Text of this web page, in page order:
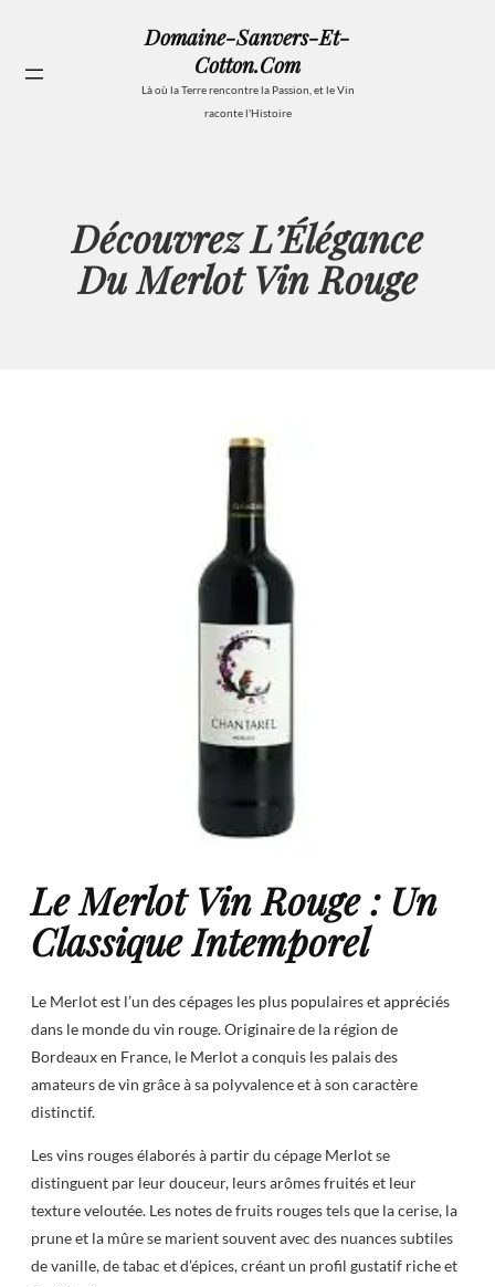
contenu
Domaine-Sanvers-Et-
Cotton.com
Là où la Terre rencontre la Passion, et le Vin
raconte l'Histoire
Découvrez L’Élégance
Du Merlot Vin Rouge
Le Merlot Vin Rouge : Un
Classique Intemporel
Le Merlot est l’un des cépages les plus populaires et appréciés
dans le monde du vin rouge. Originaire de la région de
Bordeaux en France, le Merlot a conquis les palais des
amateurs de vin grâce à sa polyvalence et à son caractère
distinctif.
Les vins rouges élaborés à partir du cépage Merlot se
distinguent par leur douceur, leurs arômes fruités et leur
texture veloutée. Les notes de fruits rouges tels que la cerise, la
prune et la mûre se marient souvent avec des nuances subtiles
de vanille, de tabac et d’épices, créant un profil gustatif riche et